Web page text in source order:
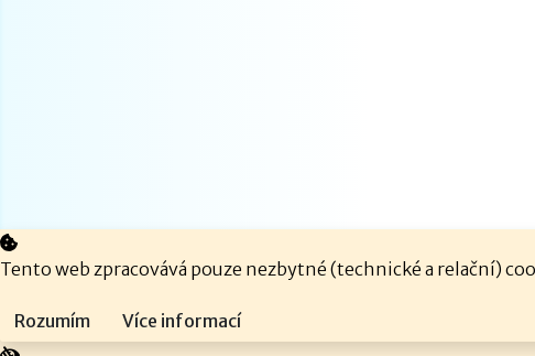
Tento web zpracovává pouze nezbytné (technické a relační)
Rozumím Více informací